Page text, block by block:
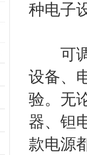
种电子
可调
设备、
验。无
器、钽
款电源